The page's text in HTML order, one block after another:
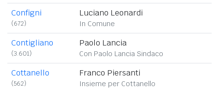
Configni
(672)
Luciano Leonardi
In Comune
Contigliano
(3.601)
Paolo Lancia
Con Paolo Lancia Sindaco
Cottanello
(562)
Franco Piersanti
Insieme per Cottanello